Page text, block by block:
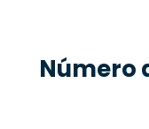
Número